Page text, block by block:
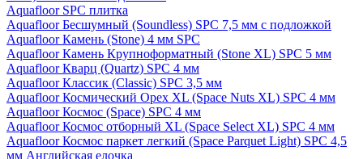
Aquafloor SPC плитка
Aquafloor Бесшумный (Soundless) SPC 7,5 мм с подложкой
Aquafloor Камень (Stone) 4 мм SPC
Aquafloor Камень Крупноформатный (Stone XL) SPC 5 мм
Aquafloor Кварц (Quartz) SPC 4 мм
Aquafloor Классик (Classic) SPC 3,5 мм
Aquafloor Космический Орех XL (Space Nuts XL) SPC 4 мм
Aquafloor Космос (Space) SPC 4 мм
Aquafloor Космос отборный XL (Space Select XL) SPC 4 мм
Aquafloor Космос паркет легкий (Space Parquet Light) SPC 4,5
мм Английская елочка